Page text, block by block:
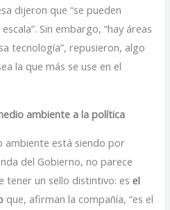
dijeron que “se pueden
Sin embargo, “hay áreas
tecnología”, repusieron, algo
la que más se use en el
ambiente a la política
ambiente está siendo por
del Gobierno, no parece
tener un sello distintivo: esel
que, afirman la compañía, “es el